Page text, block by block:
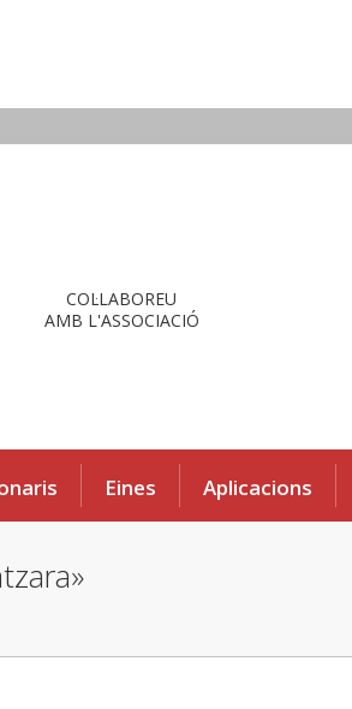
COL·LABOREU
AMB L'ASSOCIACIÓ
Eines Aplicacions